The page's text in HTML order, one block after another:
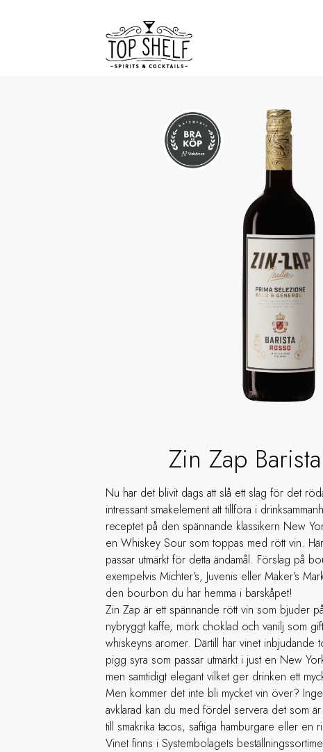
Zin Zap
Nu har det blivit dags att slå ett slag för det
intressant smakelement att tillföra i
receptet på den spännande klassikern New
en Whiskey Sour som toppas med rött vin.
passar utmärkt för detta ändamål. Förslag på
exempelvis Michter’s, Juvenis eller Maker’s
den bourbon du har hemma i barskåpet!
Zin Zap är ett spännande rött vin som bjuder
nybryggt kaffe, mörk choklad och vanilj som
whiskeyns aromer. Därtill har vinet inbjudande
pigg syra som passar utmärkt i just en New
men samtidigt elegant vilket ger drinken ett
Men kommer det inte bli mycket vin över?
avklarad kan du med fördel servera det som är
till smakrika tacos, saftiga hamburgare eller en
Vinet finns i Systembolagets